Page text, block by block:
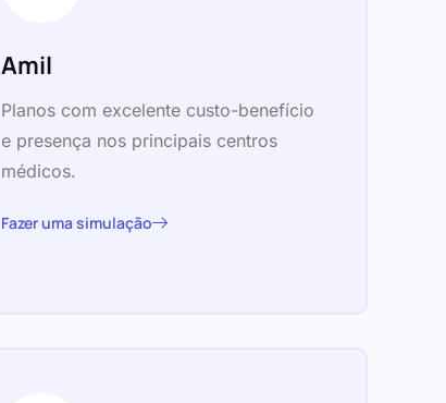
Amil
Planos com excelente custo-benefício
e presença nos principais centros
médicos.
Fazer uma simulação